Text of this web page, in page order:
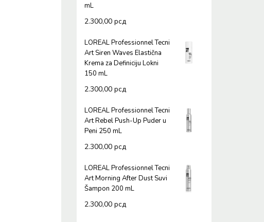
mL
2.300,00 рсд
LOREAL Professionnel Tecni
Art Siren Waves Elastična
Krema za Definiciju Lokni
150 mL
2.300,00 рсд
LOREAL Professionnel Tecni
Art Rebel Push-Up Puder u
Peni 250 mL
2.300,00 рсд
LOREAL Professionnel Tecni
Art Morning After Dust Suvi
Šampon 200 mL
2.300,00 рсд